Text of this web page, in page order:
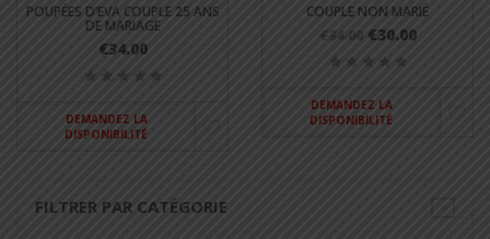
POUPÉES D’EVA COUPLE 25 ANS
DE MARIAGE
€34.00
DEMANDEZ LA
DISPONIBILITÉ
COUPLE NON MARIÉ
€34.00 €30.00
DEMANDEZ LA
DISPONIBILITÉ
FILTRER PAR CATÉGORIE